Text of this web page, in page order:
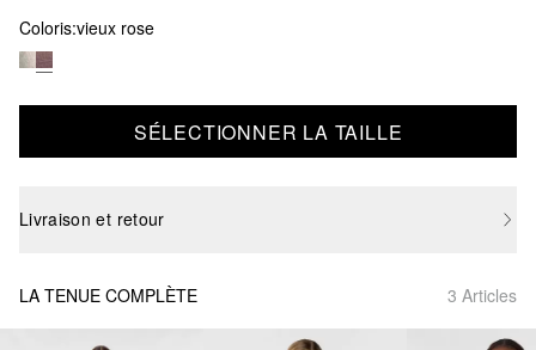
Coloris:vieux rose
SÉLECTIONNER LA TAILLE
Livraison et retour
LA TENUE COMPLÈTE 3 Articles